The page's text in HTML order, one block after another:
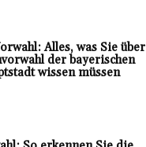
Alles, was Sie über
der bayerischen
wissen müssen